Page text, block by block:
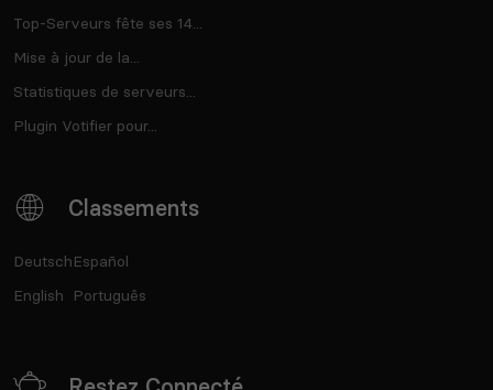
Top-Serveurs fête ses 14...
Mise à jour de la...
Statistiques de serveurs...
Plugin Votifier pour...
Classements
Deutsch
English
Español
Português